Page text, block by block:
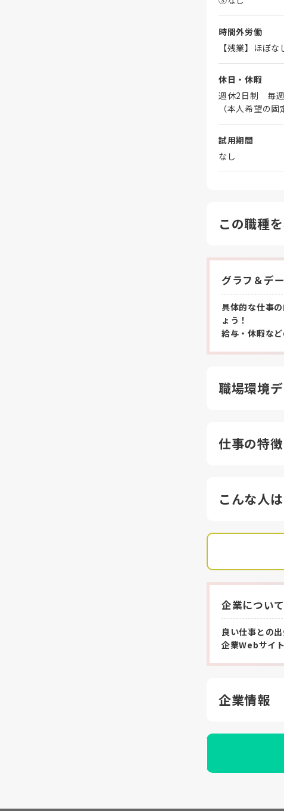
時間外労働
【残業】ほぼな
休日・休暇
週休2日制 毎週
（本人希望の
試用期間
なし
この職種
グラフ＆デ
具体的な仕事
ょう！
給与・休暇な
職場環境
仕事の特徴
こんな人
企業について
良い仕事との出
企業Webサイ
企業情報